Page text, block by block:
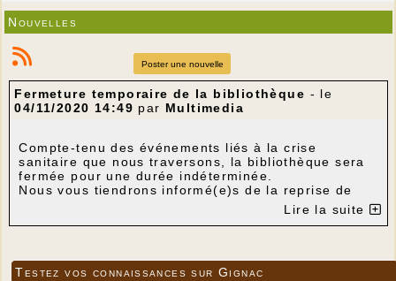
Nouvelles
Poster une nouvelle
Fermeture temporaire de la bibliothèque - le
04/11/2020 14:49 par Multimedia
Compte-tenu des événements liés à la crise
sanitaire que nous traversons, la bibliothèque sera
fermée pour une durée indéterminée.
Nous vous tiendrons informé(e)s de la reprise de
Prenez soin de vous et de vos proches.
Lire la suite
Testez vos connaissances sur Gignac